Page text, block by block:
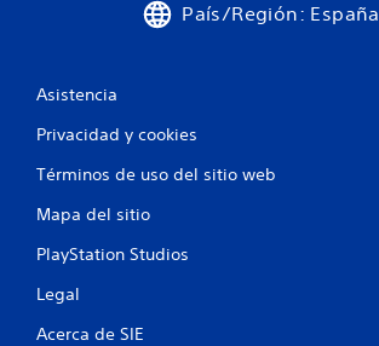
País/Región: España
Asistencia
Privacidad y cookies
Términos de uso del sitio web
Mapa del sitio
PlayStation Studios
Legal
Acerca de SIE